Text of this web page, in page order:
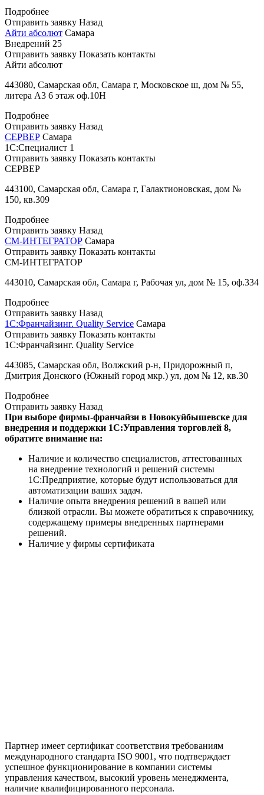
Подробнее
Отправить заявку Назад
Айти абсолют Самара
Внедрений 25
Отправить заявку Показать контакты
Айти абсолют
443080, Самарская обл, Самара г, Московское ш, дом № 55,
литера А3 6 этаж оф.10Н
Подробнее
Отправить заявку Назад
СЕРВЕР Самара
1С:Специалист 1
Отправить заявку Показать контакты
СЕРВЕР
443100, Самарская обл, Самара г, Галактионовская, дом №
150, кв.309
Подробнее
Отправить заявку Назад
СМ-ИНТЕГРАТОР Самара
Отправить заявку Показать контакты
СМ-ИНТЕГРАТОР
443010, Самарская обл, Самара г, Рабочая ул, дом № 15, оф.334
Подробнее
Отправить заявку Назад
1С:Франчайзинг. Quality Service Самара
Отправить заявку Показать контакты
1С:Франчайзинг. Quality Service
443085, Самарская обл, Волжский р-н, Придорожный п,
Дмитрия Донского (Южный город мкр.) ул, дом № 12, кв.30
Подробнее
Отправить заявку Назад
При выборе фирмы-франчайзи в Новокуйбышевске для
внедрения и поддержки 1С:Управления торговлей 8,
обратите внимание на:
Наличие и количество специалистов, аттестованных
на внедрение технологий и решений системы
1С:Предприятие, которые будут использоваться для
автоматизации ваших задач.
Наличие опыта внедрения решений в вашей или
близкой отрасли. Вы можете обратиться к справочнику,
содержащему примеры внедренных партнерами
решений.
Наличие у фирмы сертификата
Партнер имеет сертификат соответствия требованиям
международного стандарта ISO 9001, что подтверждает
успешное функционирование в компании системы
управления качеством, высокий уровень менеджмента,
наличие квалифицированного персонала.